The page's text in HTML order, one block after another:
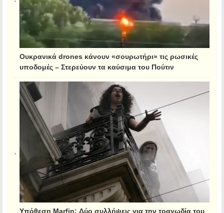
Ουκρανικά drones κάνουν «σουρωτήρι» τις ρωσικές
υποδομές – Στερεύουν τα καύσιμα του Πούτιν
Υπόθεση Marfin: Δύο συλλήψεις για την τραγωδία του